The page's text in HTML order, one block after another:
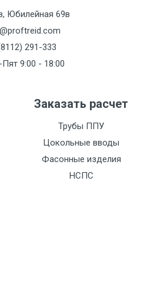
Юбилейная 69в
291-333
9:00 - 18:00
Заказать расчет
Трубы ППУ
Цокольные вводы
Фасонные изделия
НСПС